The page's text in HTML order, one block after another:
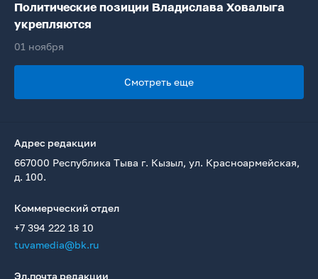
Политические позиции Владислава Ховалыга
укрепляются
01 ноября
Смотреть еще
Адрес редакции
667000 Республика Тыва г. Кызыл, ул. Красноармейская,
д. 100.
Коммерческий отдел
+7 394 222 18 10
tuvamedia@bk.ru
Эл.почта редакции